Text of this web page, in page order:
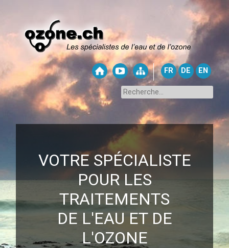
FR DE EN
VOTRE SPÉCIALISTE
POUR LES
TRAITEMENTS
DE L'EAU ET DE
L'OZONE